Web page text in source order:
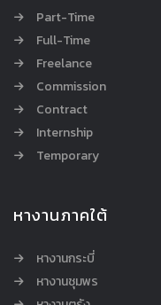
Part-Time
Full-Time
Freelance
Commission
Contract
Internship
Temporary
หางานภาคใต้
หางานกระบี่
หางานชุมพร